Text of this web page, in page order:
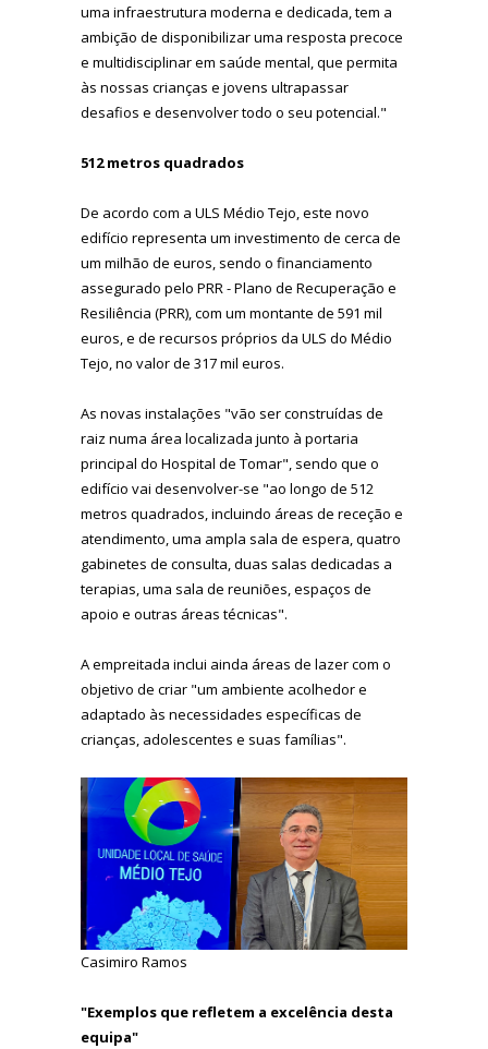
uma infraestrutura moderna e dedicada, tem a
ambição de disponibilizar uma resposta precoce
e multidisciplinar em saúde mental, que permita
às nossas crianças e jovens ultrapassar
desafios e desenvolver todo o seu potencial."
512 metros quadrados
De acordo com a ULS Médio Tejo, este novo
edifício representa um investimento de cerca de
um milhão de euros, sendo o financiamento
assegurado pelo PRR - Plano de Recuperação e
Resiliência (PRR), com um montante de 591 mil
euros, e de recursos próprios da ULS do Médio
Tejo, no valor de 317 mil euros.
As novas instalações "vão ser construídas de
raiz numa área localizada junto à portaria
principal do Hospital de Tomar", sendo que o
edifício vai desenvolver-se "ao longo de 512
metros quadrados, incluindo áreas de receção e
atendimento, uma ampla sala de espera, quatro
gabinetes de consulta, duas salas dedicadas a
terapias, uma sala de reuniões, espaços de
apoio e outras áreas técnicas".
A empreitada inclui ainda áreas de lazer com o
objetivo de criar "um ambiente acolhedor e
adaptado às necessidades específicas de
crianças, adolescentes e suas famílias".
Casimiro Ramos
"Exemplos que refletem a excelência desta
equipa"